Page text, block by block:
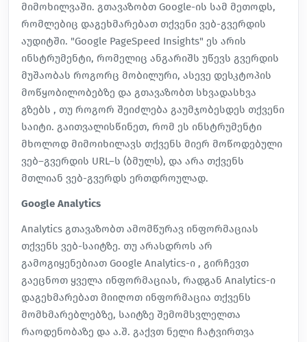
მიმოხილვაში. გთავაზობთ Google-ის სამ მეთოდს,
რომლებიც დაგეხმარებათ თქვენი ვებ-გვერდის
აუდიტში. "Google PageSpeed Insights" ეს არის
ინსტრუმენტი, რომელიც ანგარიშს უწევს გვერდის
მუშაობას როგორც მობილური, ასევე დესკტოპის
მოწყობილობებზე და გთავაზობთ სხვადასხვა
გზებს , თუ როგორ შეიძლება გაუმჯობესდეს თქვენი
საიტი. გაითვალისწინეთ, რომ ეს ინსტრუმენტი
მხოლოდ მიმოიხილავს თქვენს მიერ მოწოდებული
ვებ–გვერდის URL–ს (ბმულს), და არა თქვენს
მთლიან ვებ-გვერდს ერთდროულად.
Google Analytics
Analytics გთავაზობთ ამომწურავ ინფორმაციას
თქვენს ვებ-საიტზე. თუ არასდროს არ
გამოგიყენებიათ Google Analytics-ი , გირჩევთ
გაეცნოთ ყველა ინფორმაციას, რადგან Analytics-ი
დაგეხმარებათ მიიღოთ ინფორმაცია თქვენს
მომხმარებლებზე, საიტზე შემომსვლელთა
რაოდენობაზე და ა.შ. გაქვთ ნელი ჩატვირთვა